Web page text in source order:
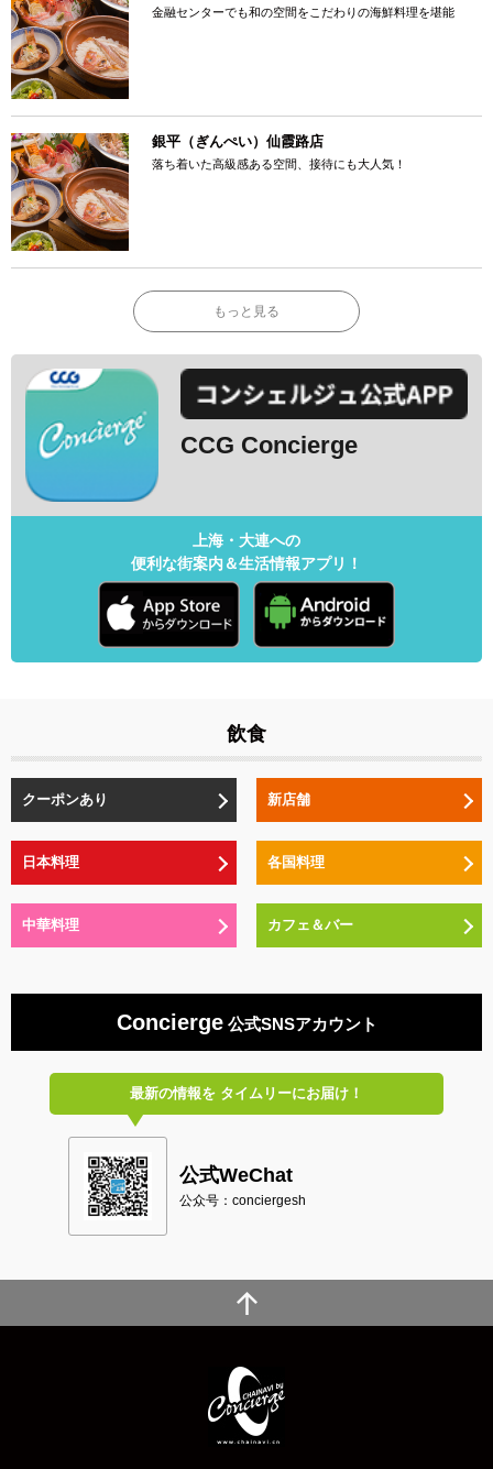
金融センターでも和の空間をこだわりの海鮮料理を堪能
銀平（ぎんぺい）仙霞路店
落ち着いた高級感ある空間、接待にも大人気！
もっと見る
CCG Concierge
上海・大連への
便利な街案内＆生活情報アプリ！
飲食
クーポンあり 新店舗
日本料理 各国料理
中華料理 カフェ＆バー
Concierge公式SNSアカウント
最新の情報をタイムリーにお届け！
公式WeChat
公众号：conciergesh